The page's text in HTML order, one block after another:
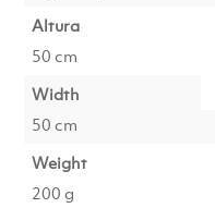
Altura
50 cm
Width
50 cm
Weight
200 g